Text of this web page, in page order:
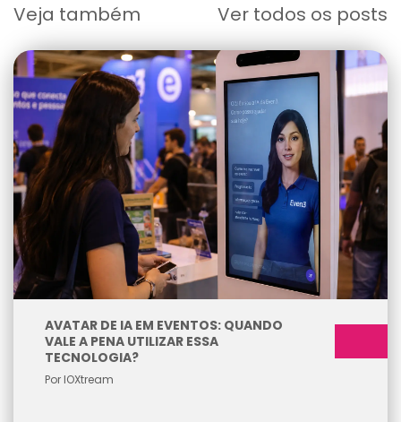
Veja também Ver todos os posts
AVATAR DE IA EM EVENTOS: QUANDO
VALE A PENA UTILIZAR ESSA
TECNOLOGIA?
Por IOXtream